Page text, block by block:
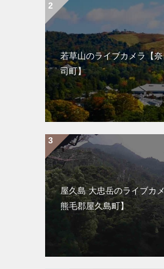
若草山のライブカメラ【
司町】
屋久島 大忠岳のライブカ
熊毛郡屋久島町】